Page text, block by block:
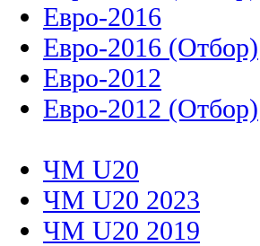
Евро-2016
Евро-2016 (Отбор)
Евро-2012
Евро-2012 (Отбор)
ЧМ U20
ЧМ U20 2023
ЧМ U20 2019